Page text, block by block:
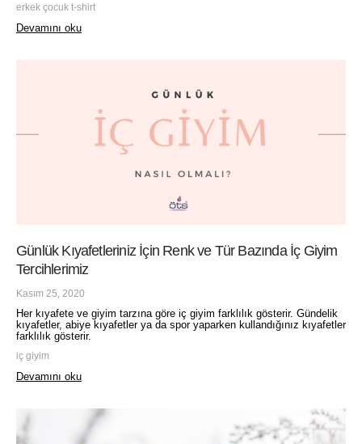
erkek çocuk t-shirt
Devamını oku
Günlük Kıyafetleriniz İçin Renk ve Tür Bazında İç Giyim
Tercihlerimiz
Kasım 25, 2020
Her kıyafete ve giyim tarzına göre iç giyim farklılık gösterir. Gündelik
kıyafetler, abiye kıyafetler ya da spor yaparken kullandığınız kıyafetler
farklılık gösterir.
iç giyim
Devamını oku